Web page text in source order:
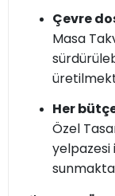
Çevre
Masa
Her
Özel
yelpazesi